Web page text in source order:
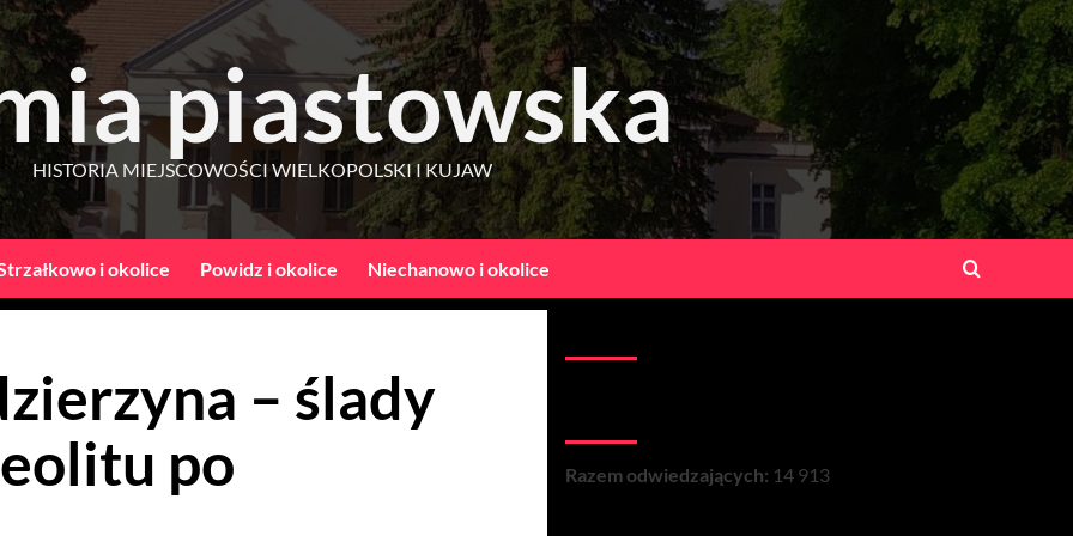
piastowska
HISTORIA MIEJSCOWOŚCI WIELKOPOLSKI I KUJAW
i okolice Powidz i okolice Niechanowo i okolice
– ślady
po
Razem odwiedzających: 14 913